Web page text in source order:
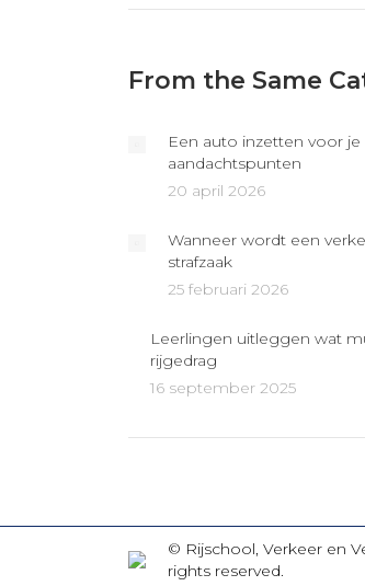
From the Same
Een auto inzetten voor je
aandachtspunten
20 april 2026
Wanneer wordt een
strafzaak
25 februari 2026
Leerlingen uitleggen wat
rijgedrag
16 september 2025
© Rijschool, Verkeer en
rights reserved.